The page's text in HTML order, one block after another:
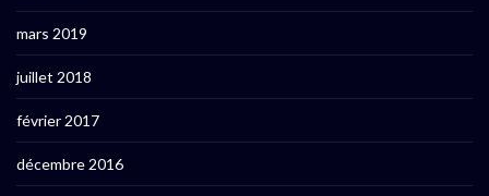
mars 2019
juillet 2018
février 2017
décembre 2016